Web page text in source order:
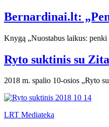
Bernardinai.lt:
Knygą „Nuostabus laikus:
Ryto suktinis su
2018 m. spalio 10-osios „Ryto
LRT Mediateka